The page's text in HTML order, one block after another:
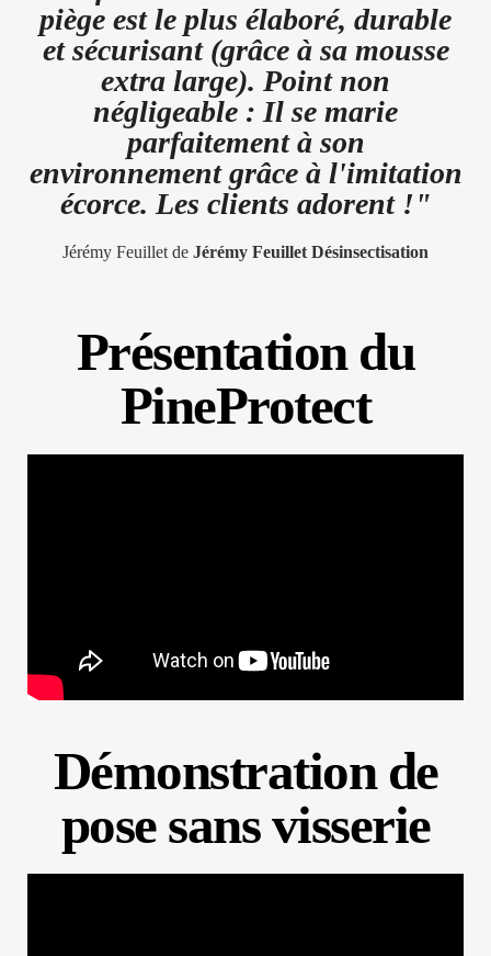
piège est le plus élaboré, durable
et sécurisant (grâce à sa mousse
extra large). Point non
négligeable : Il se marie
parfaitement à son
environnement grâce à l'imitation
écorce. Les clients adorent !"
Jérémy Feuillet de Jérémy Feuillet Désinsectisation
Présentation du
PineProtect
Démonstration de
pose sans visserie